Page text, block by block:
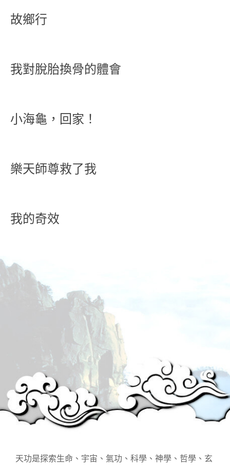
故鄉行
我對脫胎換骨的體會
小海龜，回家！
樂天師尊救了我
我的奇效
天功是探索生命、宇宙、氣功、科學、神學、哲學、玄